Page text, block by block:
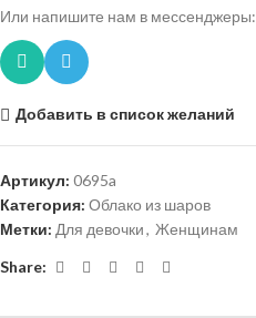
Или напишите нам в мессенджеры:
Добавить в список желаний
Артикул: 0695a
Категория: Облако из шаров
Метки: Для девочки, Женщинам
Share: